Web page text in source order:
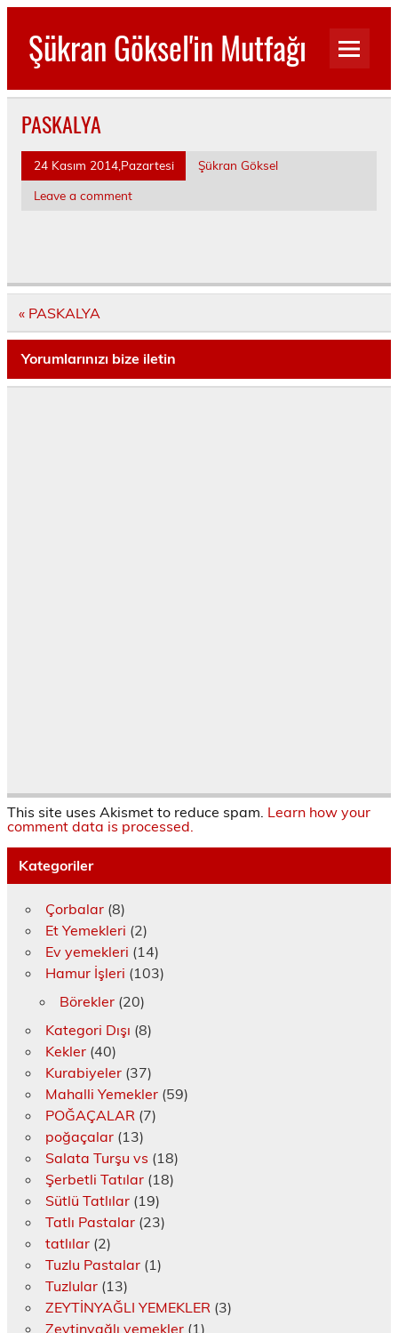
Skip
contentŞükran Göksel'in Mutfağı
PASKALYA
24 Kasım 2014,Pazartesi
Şükran Göksel
Leave a comment
Yazı
« PASKALYA
Yorumlarınızı bize iletin
This site uses Akismet to reduce spam. Learn how your
comment data is processed.
Kategoriler
Çorbalar(8)
Et Yemekleri (2)
Ev yemekleri (14)
Hamur İşleri (103)
Börekler(20)
Kategori Dışı (8)
Kekler(40)
Kurabiyeler(37)
Mahalli Yemekler(59)
POĞAÇALAR (7)
poğaçalar(13)
Salata Turşu vs (18)
Şerbetli Tatılar(18)
Sütlü Tatlılar(19)
Tatlı Pastalar(23)
tatlılar(2)
Tuzlu Pastalar(1)
Tuzlular(13)
ZEYTİNYAĞLI YEMEKLER (3)
Zeytinyağlı yemekler(1)